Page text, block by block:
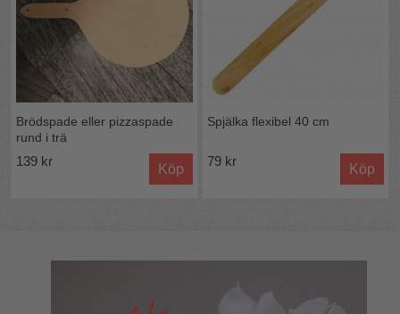
Brödspade eller pizzaspade
rund i trä
139 kr
Köp
Spjälka flexibel 40 cm
79 kr
Köp